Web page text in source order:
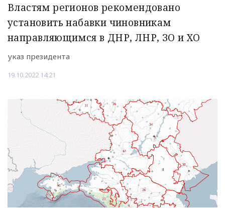
Властям регионов рекомендовано
установить набавки чиновникам
направляющимся в ДНР, ЛНР, ЗО и ХО
указ президента
19.10.2022 14:21